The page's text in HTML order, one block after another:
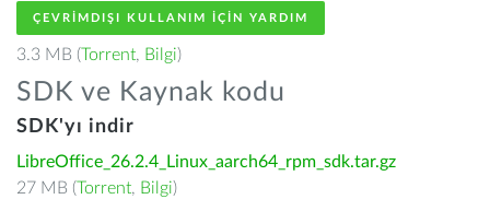
ÇEVRIMDIŞI KULLANIM IÇIN YARDIM
3.3 MB (Torrent, Bilgi)
SDK ve Kaynak kodu
SDK'yı indir
LibreOffice_26.2.4_Linux_aarch64_rpm_sdk.tar.gz
27 MB (Torrent, Bilgi)